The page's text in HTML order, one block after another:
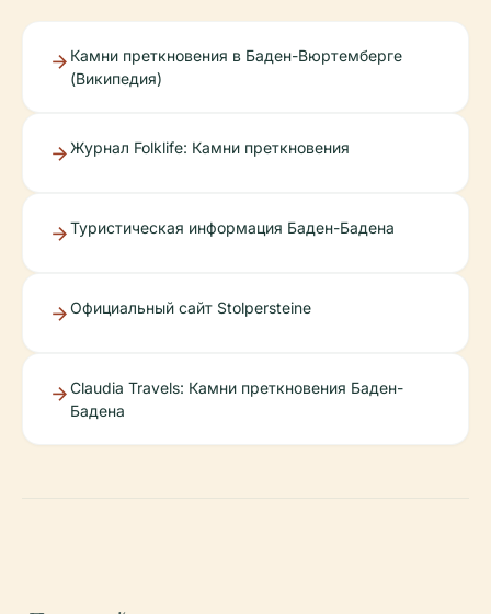
Камни преткновения в Баден-Вюртемберге
(Википедия)
Журнал Folklife: Камни преткновения
Туристическая информация Баден-Бадена
Официальный сайт Stolpersteine
Claudia Travels: Камни преткновения Баден-
Бадена